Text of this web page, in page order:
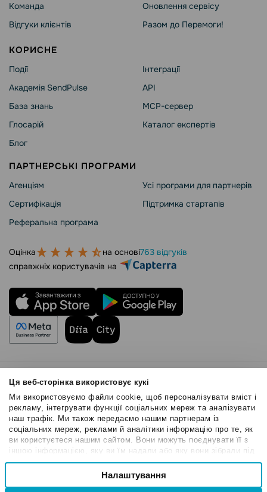
Ця веб-сторінка використовує кукі
Ми використовуємо файли cookie, щоб персоналізувати вміст і
рекламу, інтегрувати функції соціальних мереж та аналізувати
наш трафік. Ми також передаємо нашим партнерам із
соціальних мереж, реклами й аналітики інформацію про те, як
ви користуєтеся нашим сайтом. Вони можуть поєднувати її з
іншою інформацією, яку ви їм надали або яку вони зібрали під
час вашого користування їхніми службами.
Вибір
Налаштування
Команда
Відгуки клієнтів
Оновлення сервісу
Разом до Перемоги!
КОРИСНЕ
Події
Академія SendPulse
База знань
Глосарій
Блог
Інтеграції
API
MCP-сервер
Каталог експертів
ПАРТНЕРСЬКІ ПРОГРАМИ
Агенціям
Сертифікація
Реферальна програма
Усі програми для партнерів
Підтримка стартапів
Оцінка на основі763 відгуків
справжніх користувачів на
Правила користування
Політика Cookies
Безпека SendPulse
Політика конфіденційності
© 2015 - 2026. ТОВ «СендПульс». Всі права захищені